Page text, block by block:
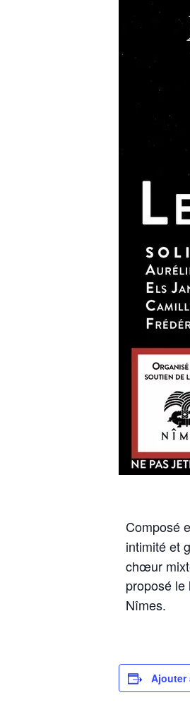
Composé
intimité et
chœur
proposé le
Nîmes.
Ajouter